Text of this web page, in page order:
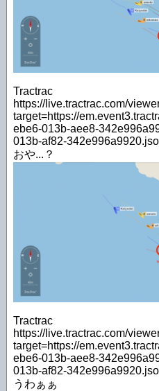
Tractrac
https://live.tractrac.com/
target=https://
ebe6-013b-aee8-
013b-af82-
おや...？
Tractrac
https://live.tractrac.com/
target=https://
ebe6-013b-aee8-
013b-af82-
うわぁぁ